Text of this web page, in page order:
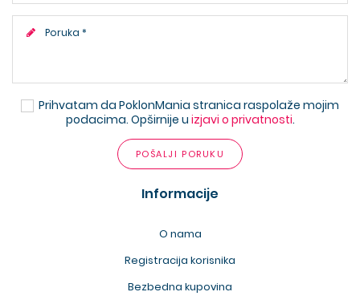
Prihvatam da PoklonMania stranica raspolaže mojim
podacima. Opširnije u izjavi o privatnosti.
POŠALJI PORUKU
Informacije
O nama
Registracija korisnika
Bezbedna kupovina